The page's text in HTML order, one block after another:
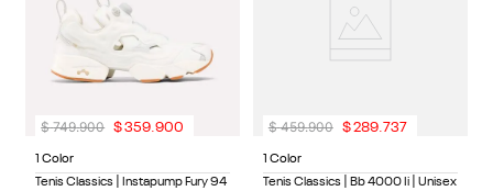
1 Color
Tenis Classics | Instapump Fury 94
$ 749.900 $359.900
1 Color
Tenis Classics | Bb 4000 Ii | Unisex
$ 459.900 $289.737